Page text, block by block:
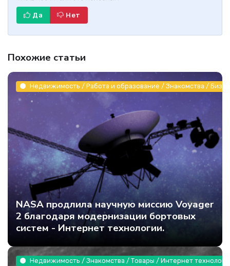
Да Нет
Похожие статьи
Недвижимость / Работа и образование / Знакомства /
NASA продлила научную миссию Voyager
2 благодаря модернизации бортовых
систем - Интернет технологии.
Недвижимость / Знакомства / Товары / Интернет